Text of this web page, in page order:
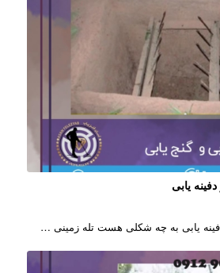
یابی
یابی به چه شکلی هست تله زمینی …